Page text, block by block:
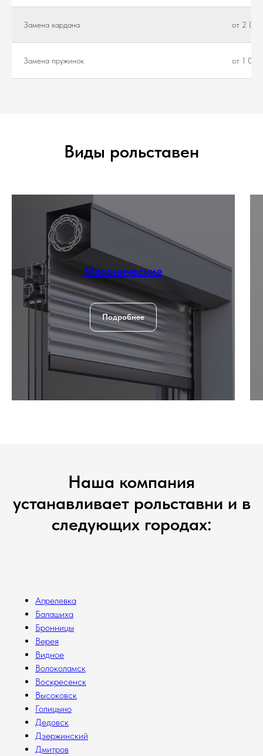
Замена кардана от 2
Замена пружинок от 1
Виды рольставен
Механические
Подробнее
Наша компания
устанавливает рольставни и в
следующих городах:
Апрелевка
Балашиха
Бронницы
Верея
Видное
Волоколамск
Воскресенск
Высоковск
Голицыно
Дедовск
Дзержинский
Дмитров